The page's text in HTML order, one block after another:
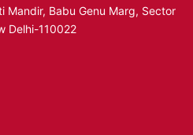
Mandir, Babu Genu Marg, Sector
Delhi-110022